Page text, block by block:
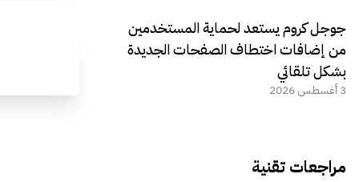
جوجل كروم يستعد لحماية المستخدمين
من إضافات اختطاف الصفحات الجديدة
بشكل تلقائي
3 أغسطس 2026
مراجعات تقنية